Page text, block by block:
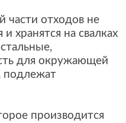
части отходов не
хранятся на свалках
для окружающей
подлежат
производится